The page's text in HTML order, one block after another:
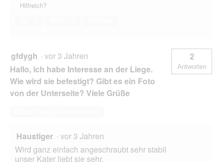
Hilfreich?
gfdygh · vor 3 Jahren
Hallo, ich habe Interesse an der Liege.
Wie wird sie befestigt? Gibt es ein Foto
von der Unterseite? Viele Grüße
2
Antworten
Haustiger · vor 3 Jahren
Wird ganz einfach angeschraubt sehr stabil
unser Kater liebt sie sehr.